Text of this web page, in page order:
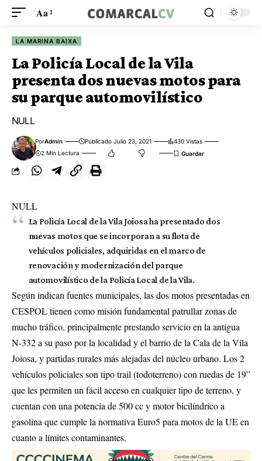
Aa
LA MARINA BAIXA
La Policía Local de la Vila
presenta dos nuevas motos para
su parque automovilístico
NULL
PorAdmin Publicado Julio 23, 2021
430 Vistas
2 Min Lectura
NULL
La Policía Local de la Vila Joiosa ha presentado dos
nuevas motos que se incorporan a su flota de
vehículos policiales, adquiridas en el marco de
renovación y modernización del parque
automovilístico de la Policía Local de la Vila.
Según indican fuentes municipales, las dos motos presentadas en
CESPOL tienen como misión fundamental patrullar zonas de
mucho tráfico, principalmente prestando servicio en la antigua
N-332 a su paso por la localidad y el barrio de la Cala de la Vila
Joiosa, y partidas rurales más alejadas del núcleo urbano. Los 2
vehículos policiales son tipo trail (todoterreno) con ruedas de 19”
que les permiten un fácil acceso en cualquier tipo de terreno, y
cuentan con una potencia de 500 cc y motor bicilíndrico a
gasolina que cumple la normativa Euro5 para motos de la UE en
cuanto a límites contaminantes.